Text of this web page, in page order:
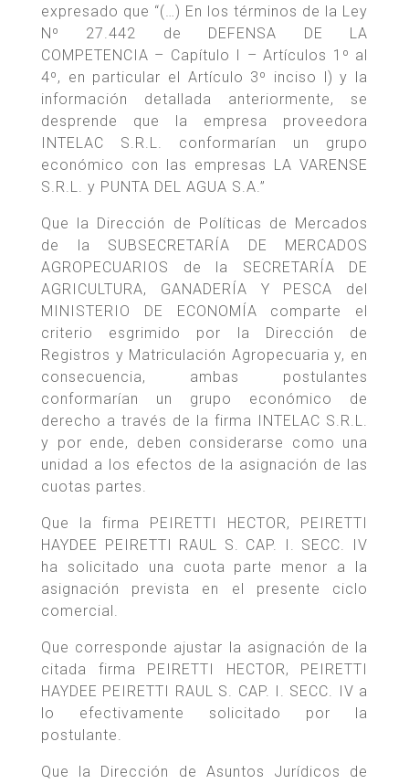
expresado que “(…) En los términos de la Ley
Nº 27.442 de DEFENSA DE LA
COMPETENCIA – Capítulo I – Artículos 1º al
4º, en particular el Artículo 3º inciso l) y la
información detallada anteriormente, se
desprende que la empresa proveedora
INTELAC S.R.L. conformarían un grupo
económico con las empresas LA VARENSE
S.R.L. y PUNTA DEL AGUA S.A.”
Que la Dirección de Políticas de Mercados
de la SUBSECRETARÍA DE MERCADOS
AGROPECUARIOS de la SECRETARÍA DE
AGRICULTURA, GANADERÍA Y PESCA del
MINISTERIO DE ECONOMÍA comparte el
criterio esgrimido por la Dirección de
Registros y Matriculación Agropecuaria y, en
consecuencia, ambas postulantes
conformarían un grupo económico de
derecho a través de la firma INTELAC S.R.L.
y por ende, deben considerarse como una
unidad a los efectos de la asignación de las
cuotas partes.
Que la firma PEIRETTI HECTOR, PEIRETTI
HAYDEE PEIRETTI RAUL S. CAP. I. SECC. IV
ha solicitado una cuota parte menor a la
asignación prevista en el presente ciclo
comercial.
Que corresponde ajustar la asignación de la
citada firma PEIRETTI HECTOR, PEIRETTI
HAYDEE PEIRETTI RAUL S. CAP. I. SECC. IV a
lo efectivamente solicitado por la
postulante.
Que la Dirección de Asuntos Jurídicos de